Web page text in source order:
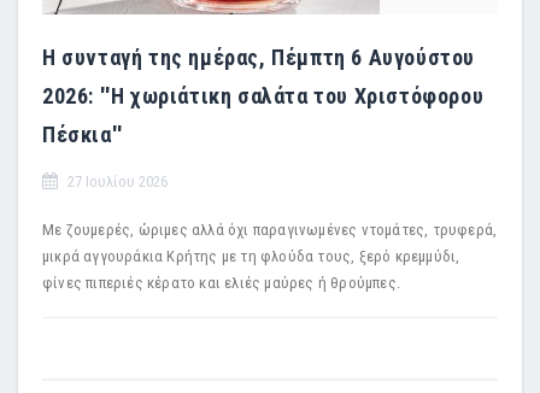
Η συνταγή της ημέρας, Πέμπτη 6 Αυγούστου
2026: ''Η χωριάτικη σαλάτα του Χριστόφορου
Πέσκια''
27 Ιουλίου 2026
Με ζουμερές, ώριμες αλλά όχι παραγινωμένες ντομάτες, τρυφερά,
μικρά αγγουράκια Κρήτης με τη φλούδα τους, ξερό κρεμμύδι,
φίνες πιπεριές κέρατο και ελιές μαύρες ή θρούμπες.